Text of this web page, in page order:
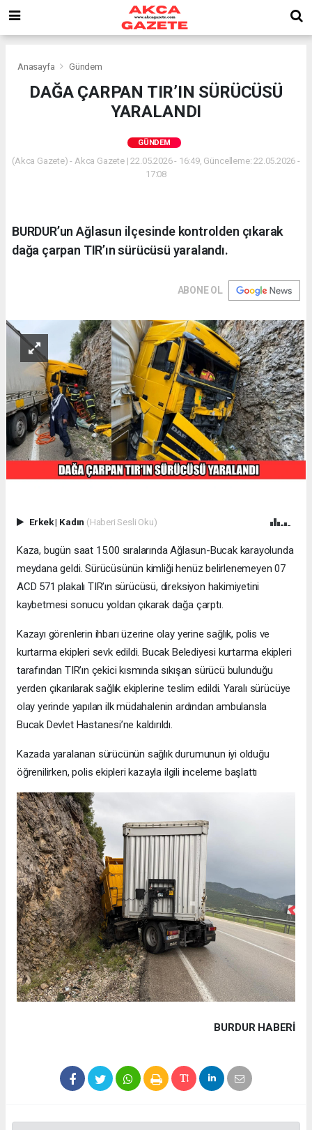
Anasayfa Gündem
DAĞA ÇARPAN TIR’IN SÜRÜCÜSÜ
YARALANDI
GÜNDEM
(Akca Gazete) - Akca Gazete | 22.05.2026 - 16:49, Güncelleme: 22.05.2026 -
17:08
BURDUR’un Ağlasun ilçesinde kontrolden çıkarak
dağa çarpan TIR’ın sürücüsü yaralandı.
ABONE OL
Erkek| Kadın (Haberi Sesli Oku)
Kaza, bugün saat 15.00 sıralarında Ağlasun-Bucak karayolunda
meydana geldi. Sürücüsünün kimliği henüz belirlenemeyen 07
ACD 571 plakalı TIR’ın sürücüsü, direksiyon hakimiyetini
kaybetmesi sonucu yoldan çıkarak dağa çarptı.
Kazayı görenlerin ihbarı üzerine olay yerine sağlık, polis ve
kurtarma ekipleri sevk edildi. Bucak Belediyesi kurtarma ekipleri
tarafından TIR’ın çekici kısmında sıkışan sürücü bulunduğu
yerden çıkarılarak sağlık ekiplerine teslim edildi. Yaralı sürücüye
olay yerinde yapılan ilk müdahalenin ardından ambulansla
Bucak Devlet Hastanesi’ne kaldırıldı.
Kazada yaralanan sürücünün sağlık durumunun iyi olduğu
öğrenilirken, polis ekipleri kazayla ilgili inceleme başlattı
BURDUR HABERİ